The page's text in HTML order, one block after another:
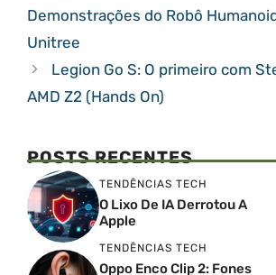
Demonstrações do Robô
Unitree
Legion Go S: O primeiro com
AMD Z2 (Hands On)
POSTS RECENTES
TENDÊNCIAS TECH
O Lixo De IA Derrotou A
Apple
TENDÊNCIAS TECH
Oppo Enco Clip 2: Fones